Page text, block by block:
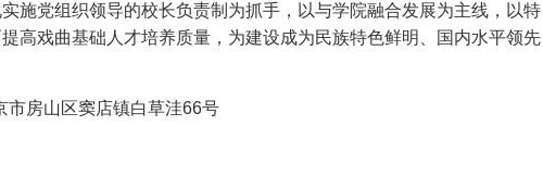
施党组织领导的校长负责制为抓手，以与学院融合发展为主线，以特
高戏曲基础人才培养质量，为建设成为民族特色鲜明、国内水平领先
市房山区窦店镇白草洼66号